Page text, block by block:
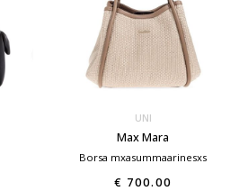
UNI
Max Mara
Borsa mxasummaarinesxs
€ 700.00